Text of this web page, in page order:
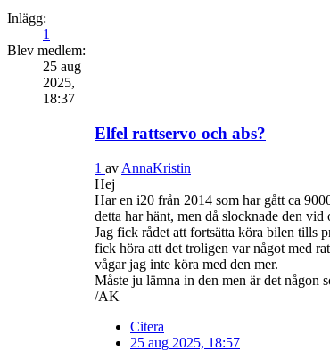
Inlägg:
1
Blev medlem:
25 aug
2025,
18:37
Elfel rattservo och abs?
1 av AnnaKristin
Hej
Har en i20 från 2014 som har gått ca
detta har hänt, men då slocknade den vid
Jag fick rådet att fortsätta köra bilen tills
fick höra att det troligen var något med
vågar jag inte köra med den mer.
Måste ju lämna in den men är det någon
/AK
Citera
25 aug 2025, 18:57